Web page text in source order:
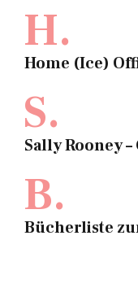
H.
Home (Ice)
S.
Sally Rooney
B.
Bücherliste